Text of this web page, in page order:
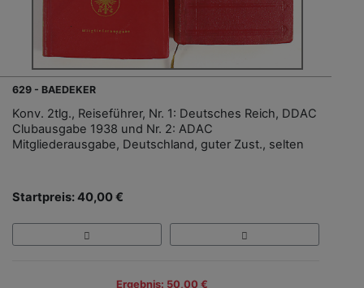
629 - BAEDEKER
Konv. 2tlg., Reiseführer, Nr. 1: Deutsches Reich, DDAC
Clubausgabe 1938 und Nr. 2: ADAC
Mitgliederausgabe, Deutschland, guter Zust., selten
Startpreis: 40,00 €
Ergebnis: 50,00 €